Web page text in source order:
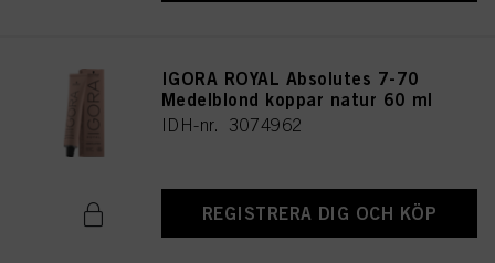
IGORA ROYAL Absolutes 7-70
Medelblond koppar natur 60 ml
IDH-nr. 3074962
REGISTRERA DIG OCH KÖP